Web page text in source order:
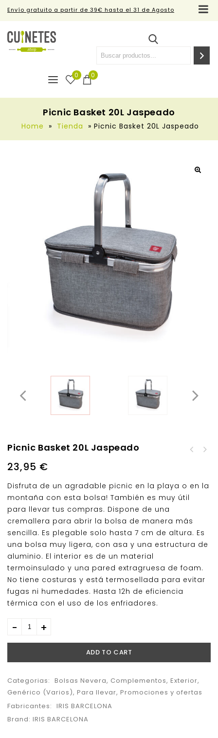
Envío gratuito a partir de 39€ hasta el 31 de Agosto
0
0
Picnic Basket 20L Jaspeado
Home » Tienda » Picnic Basket 20L Jaspeado
Picnic Basket 20L Jaspeado
23,95 €
Disfruta de un agradable picnic en la playa o en la
montaña con esta bolsa! También es muy útil
para llevar tus compras. Dispone de una
cremallera para abrir la bolsa de manera más
sencilla. Es plegable solo hasta 7 cm de altura. Es
una bolsa muy ligera, con asa y una estructura de
aluminio. El interior es de un material
termoinsulado y una pared extragruesa de foam.
No tiene costuras y está termosellada para evitar
fugas ni humedades. Hasta 12h de eficiencia
térmica con el uso de los enfriadores.
ADD TO CART
Categorias: Bolsas Nevera, Complementos, Exterior,
Genérico (Varios), Para llevar, Promociones y ofertas
Fabricantes: IRIS BARCELONA
Brand: IRIS BARCELONA